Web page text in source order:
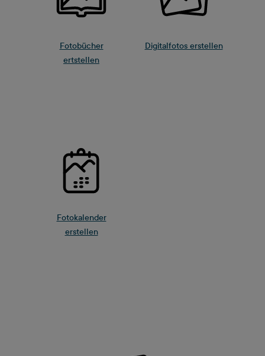
Fotobücher
ertstellen
Digitalfotos erstellen
Fotokalender
erstellen